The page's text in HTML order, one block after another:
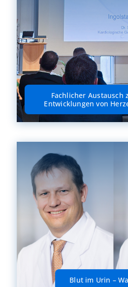
Fachlicher Austausch
Entwicklungen von
Blut im Urin –